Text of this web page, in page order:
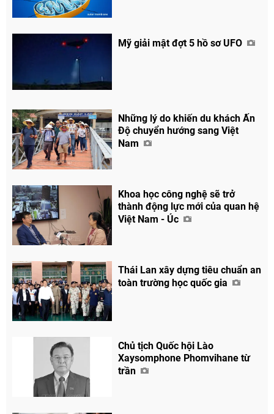
Mỹ giải mật đợt 5 hồ sơ UFO
Những lý do khiến du khách Ấn
Độ chuyển hướng sang Việt
Nam
Khoa học công nghệ sẽ trở
thành động lực mới của quan hệ
Việt Nam - Úc
Thái Lan xây dựng tiêu chuẩn an
toàn trường học quốc gia
Chủ tịch Quốc hội Lào
Xaysomphone Phomvihane từ
trần